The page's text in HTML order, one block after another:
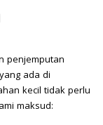
penjemputan
ada di
kecil tidak perlu
maksud: